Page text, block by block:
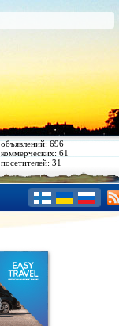
объявлений: 696
коммерческих: 61
посетителей: 31